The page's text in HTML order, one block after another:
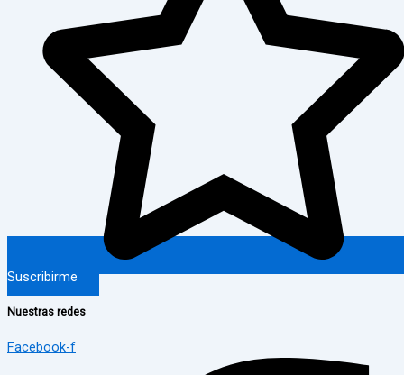
Suscribirme
Nuestras redes
Facebook-f